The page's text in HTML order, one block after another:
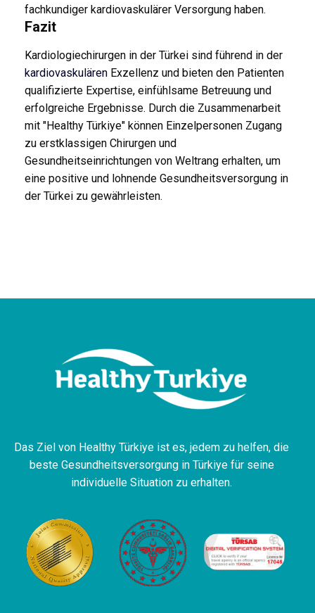
fachkundiger kardiovaskulärer Versorgung haben.
Fazit
Kardiologiechirurgen in der Türkei sind führend in der
kardiovaskulärenExzellenz und bieten den Patienten
qualifizierte Expertise, einfühlsame Betreuung und
erfolgreiche Ergebnisse. Durch die Zusammenarbeit
mit "Healthy Türkiye" können Einzelpersonen Zugang
zu erstklassigen Chirurgen und
Gesundheitseinrichtungen von Weltrang erhalten, um
eine positive und lohnende Gesundheitsversorgung in
der Türkei zu gewährleisten.
Das Ziel von Healthy Türkiye ist es, jedem zu helfen, die
beste Gesundheitsversorgung in Türkiye für seine
individuelle Situation zu erhalten.